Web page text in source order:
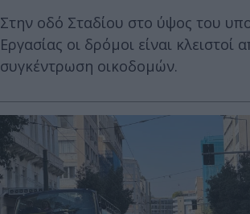
Στην οδό Σταδίου στο ύψος του
Εργασίας οι δρόμοι είναι κλειστοί
συγκέντρωση οικοδομών.